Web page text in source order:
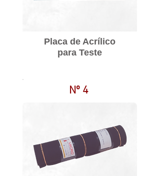
Placa de Acrílico
para Teste
Nº 4